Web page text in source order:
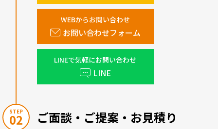
WEBからお問い合わせ
お問い合わせフォーム
LINEで気軽にお問い合わせ
LINE
STEP
02 ご面談・ご提案・お見積り